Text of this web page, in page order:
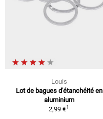
Louis
Lot de bagues d'étanchéité en
aluminium
2,99 €1